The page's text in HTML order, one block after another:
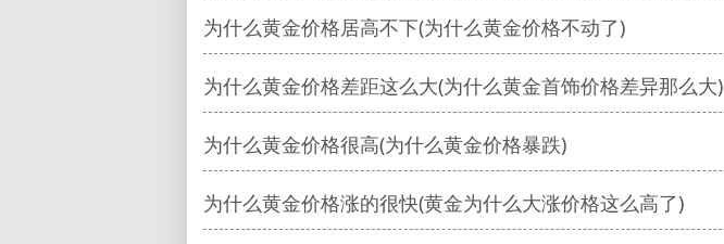
为什么黄金价格居高不下(为什么黄金价格不动了)
为什么黄金价格差距这么大(为什么黄金首饰价格差异那么大)
为什么黄金价格很高(为什么黄金价格暴跌)
为什么黄金价格涨的很快(黄金为什么大涨价格这么高了)